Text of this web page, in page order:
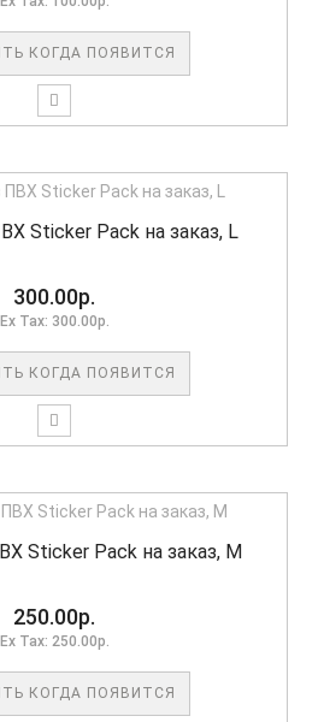
КОГДА ПОЯВИТСЯ
Sticker Pack на заказ, L
300.00р.
Ex Tax: 300.00р.
КОГДА ПОЯВИТСЯ
Sticker Pack на заказ, M
250.00р.
Ex Tax: 250.00р.
КОГДА ПОЯВИТСЯ